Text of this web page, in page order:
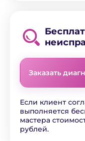
Заказать
Если клиент
выполняется
мастера
рублей.